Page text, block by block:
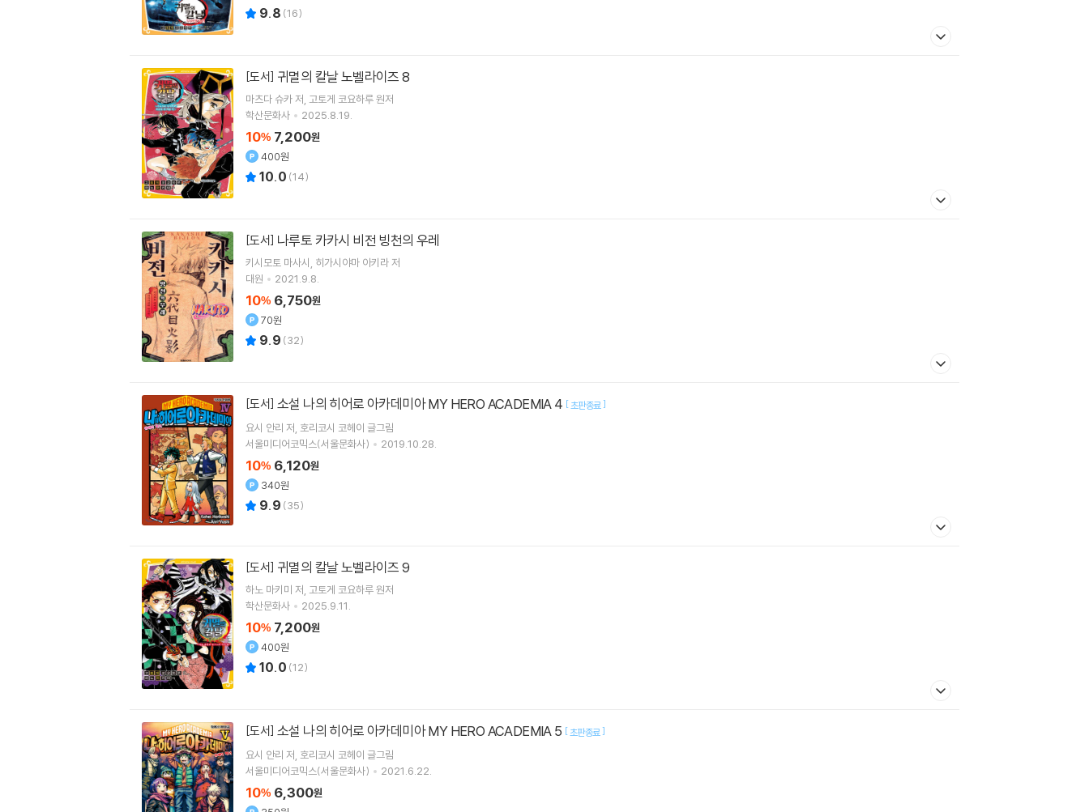
9.8 (16)
[도서] 귀멸의 칼날 노벨라이즈 8
마츠다 슈카저 고토게 코요하루원저
학산문화사
2025.8.19.
10% 7,200원
400원
10.0 (14)
[도서] 나루토 카카시 비전 빙천의 우레
키시모토 마사시 히가시야마 아키라저
대원
2021.9.8.
10% 6,750원
70원
9.9 (32)
[도서] 소설 나의 히어로 아카데미아 MY HERO ACADEMIA 4 [초판종료]
요시 안리 저 호리코시 코헤이 글그림
서울미디어코믹스(서울문화사)
2019.10.28.
10% 6,120원
340원
9.9 (35)
[도서] 귀멸의 칼날 노벨라이즈 9
하노 마키미 저 고토게 코요하루원저
학산문화사
2025.9.11.
10% 7,200원
400원
10.0 (12)
[도서] 소설 나의 히어로 아카데미아 MY HERO ACADEMIA 5 [초판종료]
요시 안리 저 호리코시 코헤이 글그림
서울미디어코믹스(서울문화사)
2021.6.22.
10% 6,300원